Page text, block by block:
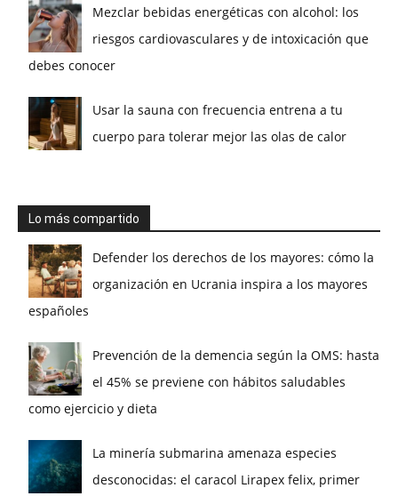
Mezclar bebidas energéticas con alcohol: los
riesgos cardiovasculares y de intoxicación que
debes conocer
Usar la sauna con frecuencia entrena a tu
cuerpo para tolerar mejor las olas de calor
Lo más compartido
Defender los derechos de los mayores: cómo la
organización en Ucrania inspira a los mayores
españoles
Prevención de la demencia según la OMS: hasta
el 45% se previene con hábitos saludables
como ejercicio y dieta
La minería submarina amenaza especies
desconocidas: el caracol Lirapex felix, primer